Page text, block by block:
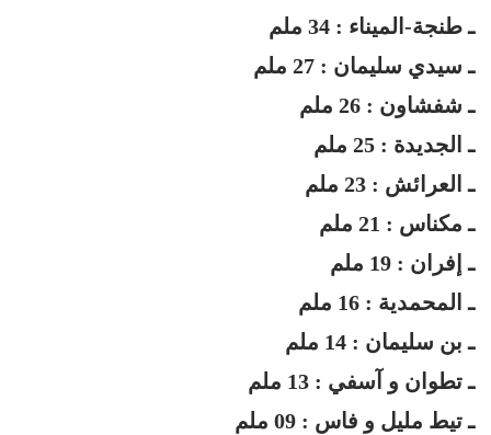
ـ طنجة-الميناء : 34 ملم
ـ سيدي سليمان : 27 ملم
ـ شفشاون : 26 ملم
ـ الجديدة : 25 ملم
ـ العرائش : 23 ملم
ـ مكناس : 21 ملم
ـ إفران : 19 ملم
ـ المحمدية : 16 ملم
ـ بن سليمان : 14 ملم
ـ تطوان و آسفي : 13 ملم
ـ تيط مليل و فاس : 09 ملم